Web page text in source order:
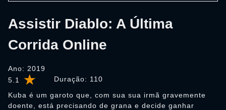
5.1 Duração: 110
Assistir Diablo: A Última
Corrida Online
Ano: 2019
Kuba é um garoto que, com sua sua irmã gravemente
doente, está precisando de grana e decide ganhar